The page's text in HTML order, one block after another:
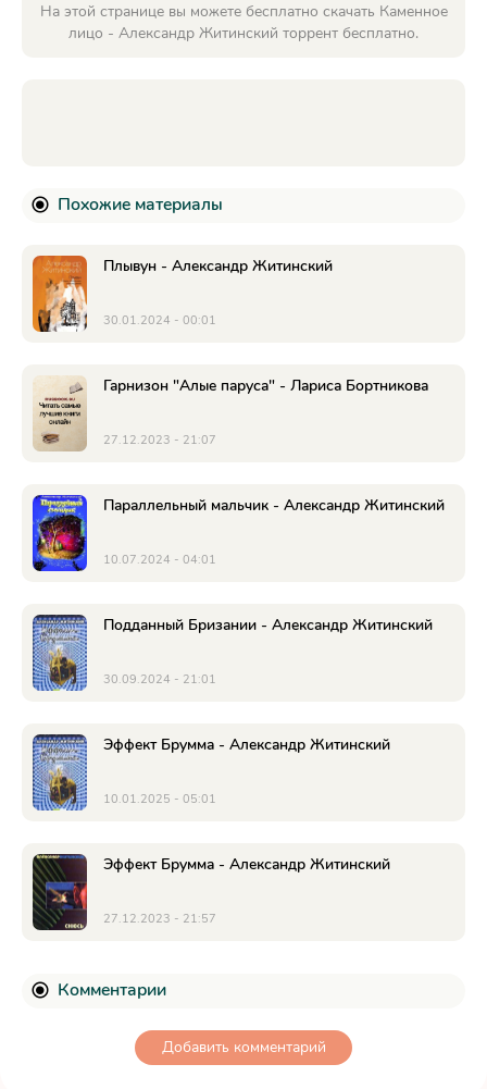
На этой странице вы можете бесплатно скачать Каменное
лицо - Александр Житинский торрент бесплатно.
Похожие материалы
Плывун - Александр Житинский
30.01.2024 - 00:01
Гарнизон "Алые паруса" - Лариса Бортникова
27.12.2023 - 21:07
Параллельный мальчик - Александр Житинский
10.07.2024 - 04:01
Подданный Бризании - Александр Житинский
30.09.2024 - 21:01
Эффект Брумма - Александр Житинский
10.01.2025 - 05:01
Эффект Брумма - Александр Житинский
27.12.2023 - 21:57
Комментарии
Добавить комментарий